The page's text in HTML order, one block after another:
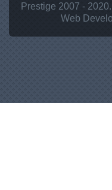
Prestige 2007 - 2020.
Web